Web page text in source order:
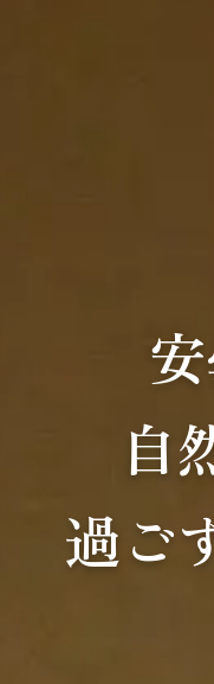
自
過ご